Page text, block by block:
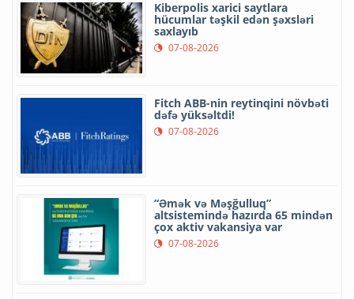
Kiberpolis xarici saytlara
hücumlar təşkil edən şəxsləri
saxlayıb
07-08-2026
Fitch ABB-nin reytinqini növbəti
dəfə yüksəltdi!
07-08-2026
“Əmək və Məşğulluq”
altsistemində hazırda 65 mindən
çox aktiv vakansiya var
07-08-2026